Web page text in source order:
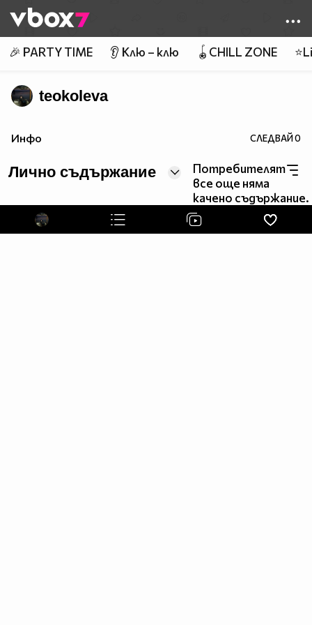
👾
🎉 PARTY TIME 👂 Клю – клю 🪀CHILL ZONE
teokoleva
Инфо СЛЕДВАЙ0
Лично съдържание
Потребителят
все още няма
качено съдържание.